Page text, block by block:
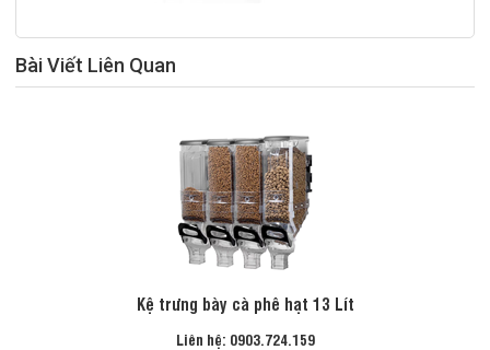
Bài Viết Liên Quan
Kệ trưng bày cà phê hạt 13 Lít
Liên hệ: 0903.724.159